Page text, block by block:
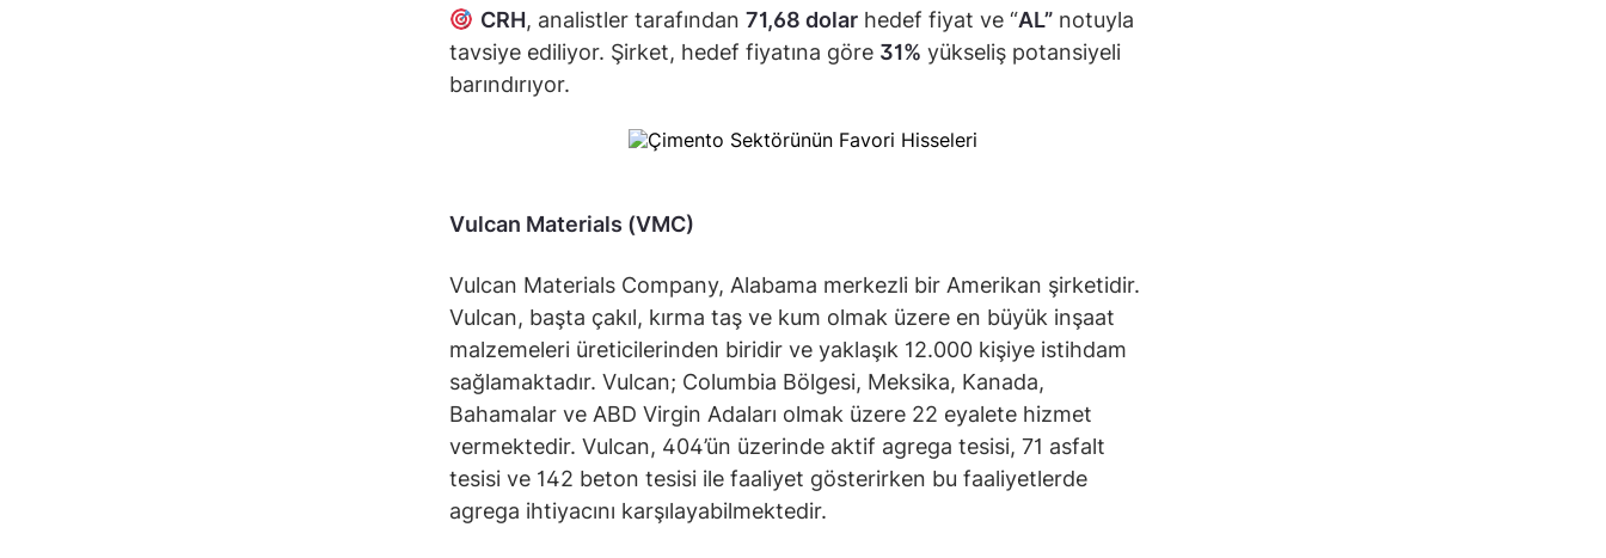
CRH, analistler tarafından 71,68 dolarhedef fiyat ve “AL”notuyla
tavsiye ediliyor. Şirket, hedef fiyatına göre 31% yükseliş potansiyeli
barındırıyor.
Vulcan Materials (VMC)
Vulcan Materials Company, Alabama merkezli bir Amerikan şirketidir.
Vulcan, başta çakıl, kırma taş ve kum olmak üzere en büyük inşaat
malzemeleri üreticilerinden biridir ve yaklaşık 12.000 kişiye istihdam
sağlamaktadır. Vulcan; Columbia Bölgesi, Meksika, Kanada,
Bahamalar ve ABD Virgin Adaları olmak üzere 22 eyalete hizmet
vermektedir. Vulcan, 404’ün üzerinde aktif agrega tesisi, 71 asfalt
tesisi ve 142 beton tesisi ile faaliyet gösterirken bu faaliyetlerde
agrega ihtiyacını karşılayabilmektedir.